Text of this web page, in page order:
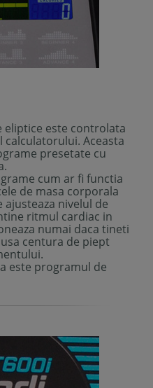
eliptice este controlata
Aceasta
presetate cu
cum ar fi functia
de masa corporala
ajusteaza nivelul de
ritmul cardiac in
numai daca tineti
centura de piept
este programul de